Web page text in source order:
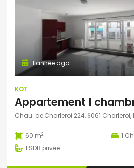
1 année ago
KOT
Chau. de Charleroi 224, 6061 Charleroi,
60 m2 1
1 SDB privée